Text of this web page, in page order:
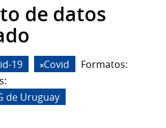
de datos
19 Covid
Formatos:
de Uruguay